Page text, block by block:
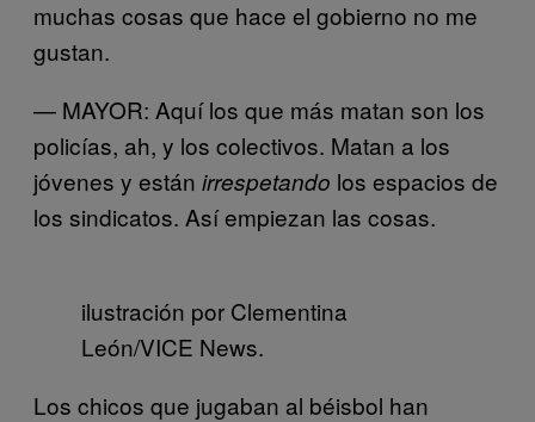
muchas cosas que hace el gobierno no me
gustan.
— MAYOR: Aquí los que más matan son los
policías, ah, y los colectivos. Matan a los
jóvenes y están irrespetando los espacios de
los sindicatos. Así empiezan las cosas.
ilustración por Clementina
León/VICE News.
Los chicos que jugaban al béisbol han